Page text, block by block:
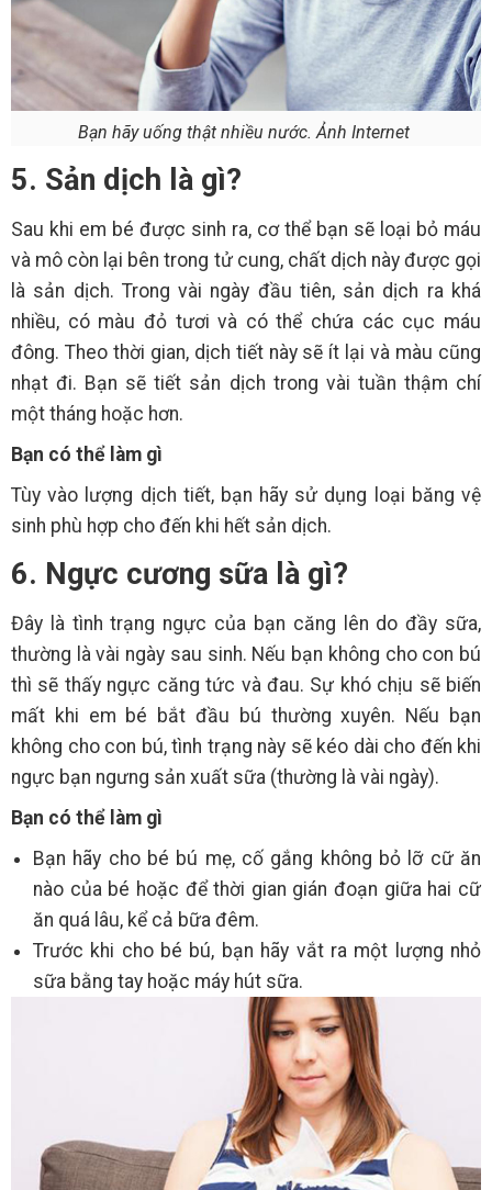
Bạn hãy uống thật nhiều nước. Ảnh Internet
5. Sản dịch là gì?
Sau khi em bé được sinh ra, cơ thể bạn sẽ loại bỏ máu
và mô còn lại bên trong tử cung, chất dịch này được gọi
là sản dịch. Trong vài ngày đầu tiên, sản dịch ra khá
nhiều, có màu đỏ tươi và có thể chứa các cục máu
đông. Theo thời gian, dịch tiết này sẽ ít lại và màu cũng
nhạt đi. Bạn sẽ tiết sản dịch trong vài tuần thậm chí
một tháng hoặc hơn.
Bạn có thể làm gì
Tùy vào lượng dịch tiết, bạn hãy sử dụng loại băng vệ
sinh phù hợp cho đến khi hết sản dịch.
6. Ngực cương sữa là gì?
Đây là tình trạng ngực của bạn căng lên do đầy sữa,
thường là vài ngày sau sinh. Nếu bạn không cho con bú
thì sẽ thấy ngực căng tức và đau. Sự khó chịu sẽ biến
mất khi em bé bắt đầu bú thường xuyên. Nếu bạn
không cho con bú, tình trạng này sẽ kéo dài cho đến khi
ngực bạn ngưng sản xuất sữa (thường là vài ngày).
Bạn có thể làm gì
Bạn hãy cho bé bú mẹ, cố gắng không bỏ lỡ cữ ăn
nào của bé hoặc để thời gian gián đoạn giữa hai cữ
ăn quá lâu, kể cả bữa đêm.
Trước khi cho bé bú, bạn hãy vắt ra một lượng nhỏ
sữa bằng tay hoặc máy hút sữa.